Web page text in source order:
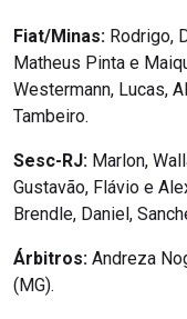
Fiat/Minas: Rodrigo,
Matheus Pinta e
Westermann, Lucas,
Tambeiro.
Sesc-RJ: Marlon,
Gustavão, Flávio e
Brendle, Daniel,
Árbitros: Andreza
(MG).